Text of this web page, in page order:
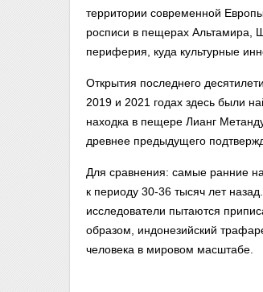
территории современной
росписи в пещерах Альтамира,
периферия, куда культурные
Открытия последнего
2019 и 2021 годах здесь были
находка в пещере Лианг
древнее предыдущего
Для сравнения: самые ранние
к периоду 30-36 тысяч лет
исследователи пытаются
образом, индонезийский
человека в мировом масштабе.